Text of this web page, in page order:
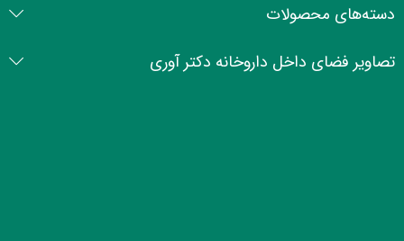
دسته‌های محصولات
تصاویر فضای داخل داروخانه دکتر آوری